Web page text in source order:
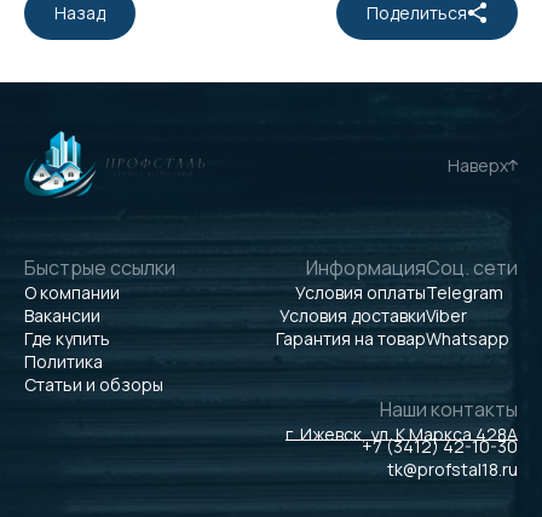
Назад Поделиться
Наверх
Быстрые ссылки
О компании
Вакансии
Где купить
Политика
Статьи и обзоры
Информация
Условия оплаты
Условия доставки
Гарантия на товар
Соц. сети
Telegram
Viber
Whatsapp
Наши контакты
г. Ижевск, ул. К.Маркса 428А
+7 (3412) 42-10-30
tk@profstal18.ru